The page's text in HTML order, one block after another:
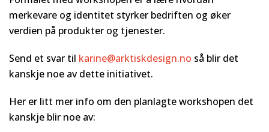
merkevare og identitet styrker bedriften og øker
verdien på produkter og tjenester.
Send et svar til karine@arktiskdesign.no så blir det
kanskje noe av dette initiativet.
Her er litt mer info om den planlagte workshopen det
kanskje blir noe av: